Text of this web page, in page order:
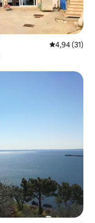
4,94 av 5 i
4,94 (31)